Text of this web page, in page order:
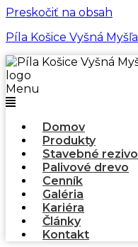
Preskočiť na obsah
Píla Košice Vyšná Myšľa
Menu
Domov
Produkty
Stavebné rezivo
Palivové drevo
Cenník
Galéria
Kariéra
Články
Kontakt